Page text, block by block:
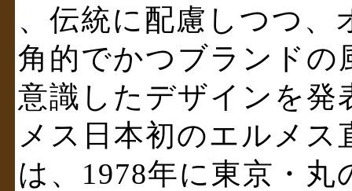
、伝統に配慮しつつ、
角的でかつブランドの
意識したデザインを
メス日本初のエルメス
は、1978年に東京・